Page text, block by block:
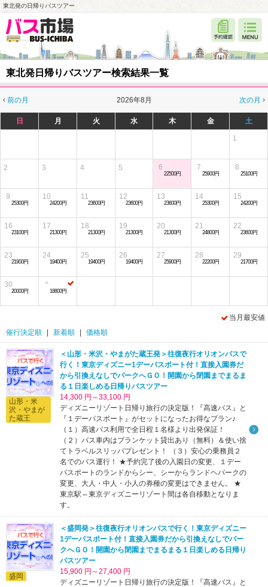
東北発の日帰りバスツアー
東北発日帰りバスツアー検索結果一覧
前の月 次の月
2026年8月
日 月 火 水 木 金 土
1
2 3 4 5 6
22500円
7
25900円
8
25100円
9
25300円
10
24200円
11
23600円
12
23600円
13
23600円
14
25300円
15
24200円
16
23100円
17
21300円
18
21300円
19
21300円
20
21300円
21
24800円
22
23600円
23
21900円
24
19400円
25
19400円
26
19400円
27
25900円
28
22200円
29
21700円
30
20000円 18800円
当月最安値
催行決定順
新着順 価格順
山形・米
沢・やまが
た蔵王
＜山形・米沢・やまがた蔵王発＞往復夜行オリオンバスで
行く！東京ディズニー1デーパスポート付！直接入園券だ
から引換えなしでパークへＧＯ！開園から閉園までまるま
る１日楽しめる日帰りバスツアー
14,300 円～33,100 円
ディズニーリゾート日帰り旅行の決定版！『高速バス』と
『１デーパスポート』がセットになったお得なプラン♪
（１）高速バス利用で全日程１名様より出発保証！
（２）バス車内はブランケット貸出あり（無料）＆使い捨
てトラベルスリッパプレゼント！ （３）安心の乗務員２
名でのバス運行！ ★予約完了後の入園日の変更、１デー
パスポートのランドからシー、シーからランドヘパークの
変更、大人・中人・小人の券種の変更はできません。 ★
東京駅⇔東京ディズニーリゾート間は各自移動となりま
す。
盛岡
＜盛岡発＞往復夜行オリオンバスで行く！東京ディズニー
1デーパスポート付！直接入園券だから引換えなしでパー
クへＧＯ！開園から閉園までまるまる１日楽しめる日帰り
バスツアー
15,900 円～27,400 円
ディズニーリゾート日帰り旅行の決定版！『高速バス』と